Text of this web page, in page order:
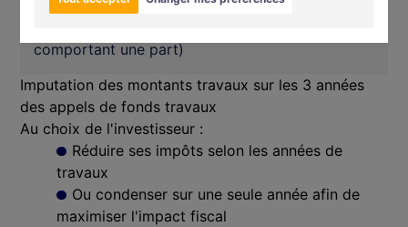
Revenu global net annuel imposable à l'origine
comportant une part)
Imputation des montants travaux sur les 3 années
des appels de fonds travaux
Au choix de l'investisseur :
Réduire ses impôts selon les années de
travaux
Ou condenser sur une seule année afin de
maximiser l'impact fiscal